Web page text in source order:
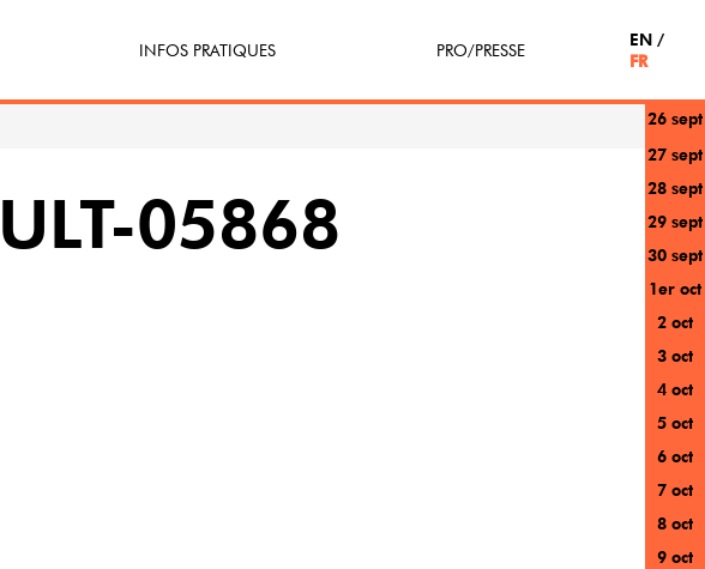
INFOS PRATIQUES
Participe(z)
PRO/PRESSE
EN
FR
26 sept
27 sept
28 sept
29 sept
30 sept
1er oct
2 oct
3 oct
4 oct
5 oct
6 oct
7 oct
8 oct
9 oct
05868